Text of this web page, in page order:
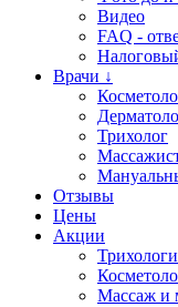
Видео
FAQ -
Врачи ↓
Трихолог
Отзывы
Цены
Акции
Массаж и